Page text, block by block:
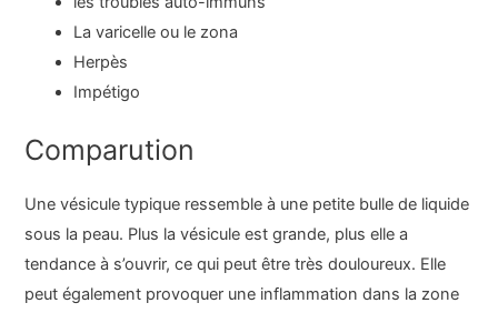
La varicelle ou le zona
Herpès
Impétigo
Comparution
Une vésicule typique ressemble à une petite bulle de liquide
sous la peau. Plus la vésicule est grande, plus elle a
tendance à s’ouvrir, ce qui peut être très douloureux. Elle
peut également provoquer une inflammation dans la zone